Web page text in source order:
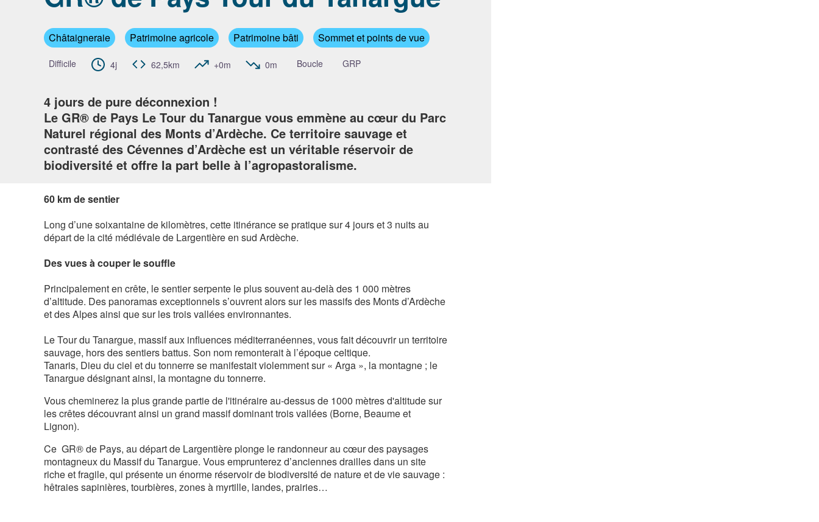
Châtaigneraie Patrimoine agricole Patrimoine bâti Sommet et points de vue
Difficile 4j 62,5km +0m 0m Boucle GRP
4 jours de pure déconnexion !
Le GR® de Pays Le Tour du Tanargue vous emmène au cœur du Parc
Naturel régional des Monts d’Ardèche. Ce territoire sauvage et
contrasté des Cévennes d’Ardèche est un véritable réservoir de
biodiversité et offre la part belle à l’agropastoralisme.
60 km de sentier
Long d’une soixantaine de kilomètres, cette itinérance se pratique sur 4 jours et 3 nuits au
départ de la cité médiévale de Largentière en sud Ardèche.
Des vues à couper le souffle
Principalement en crête, le sentier serpente le plus souvent au-delà des 1 000 mètres
d’altitude. Des panoramas exceptionnels s’ouvrent alors sur les massifs des Monts d’Ardèche
et des Alpes ainsi que sur les trois vallées environnantes.
Le Tour du Tanargue, massif aux influences méditerranéennes, vous fait découvrir un territoire
sauvage, hors des sentiers battus. Son nom remonterait à l’époque celtique.
Tanaris, Dieu du ciel et du tonnerre se manifestait violemment sur « Arga », la montagne ; le
Tanargue désignant ainsi, la montagne du tonnerre.
Vous cheminerez la plus grande partie de l'itinéraire au-dessus de 1000 mètres d'altitude sur
les crêtes découvrant ainsi un grand massif dominant trois vallées (Borne, Beaume et
Lignon).
Ce GR® de Pays, au départ de Largentière plonge le randonneur au cœur des paysages
montagneux du Massif du Tanargue. Vous emprunterez d’anciennes drailles dans un site
riche et fragile, qui présente un énorme réservoir de biodiversité de nature et de vie sauvage :
hêtraies sapinières, tourbières, zones à myrtille, landes, prairies…